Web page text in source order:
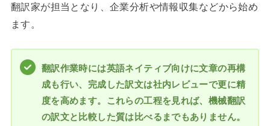
翻訳家が担当となり、企業分析や情報収集などから始め
ます。
翻訳作業時には英語ネイティブ向けに文章の再構
成も行い、完成した訳文は社内レビューで更に精
度を高めます。これらの工程を見れば、機械翻訳
の訳文と比較した質は比べるまでもありません。